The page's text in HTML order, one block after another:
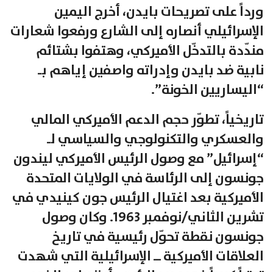
ورداً على تصريحات بايدن، أخرج اليمين
الإسرائيلي أنصاره إلى الشارع ورفعوا شعارات
مندّدة بالتدخّل الأميركي، وهتفوا بشتائم
نابية ضد بايدن وإدراته واصفين إياهم بـ
“اليساريين الخونة”.
تاريخياً، تطوّر حجم الدعم الأميركي المالي
والعسكري والتكنولوجي والسياسي لـ
“إسرائيل” مع وصول الرئيس الأميركي ليندون
جونسون إلى الرئاسة في الولايات المتحدة
الأميركية بعد اغتيال الرئيس جون كينيدي في
تشرين الثاني/نوفمبر 1963. وكان وصول
جونسون نقطة تحوّل رئيسية في تاريخ
العلاقات الأميركية ــ الإسرائيلية التي شهدت